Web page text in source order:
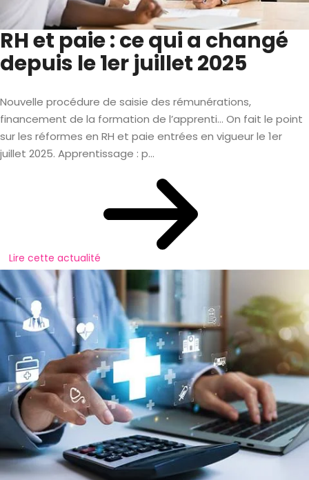
RH et paie : ce qui a changé
depuis le 1er juillet 2025
Nouvelle procédure de saisie des rémunérations,
financement de la formation de l’apprenti… On fait le point
sur les réformes en RH et paie entrées en vigueur le 1er
juillet 2025. Apprentissage : p...
Lire cette actualité